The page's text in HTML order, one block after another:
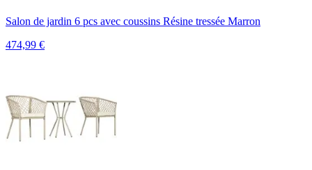
Salon de jardin 6 pcs avec coussins Résine tressée Marron
474,99 €